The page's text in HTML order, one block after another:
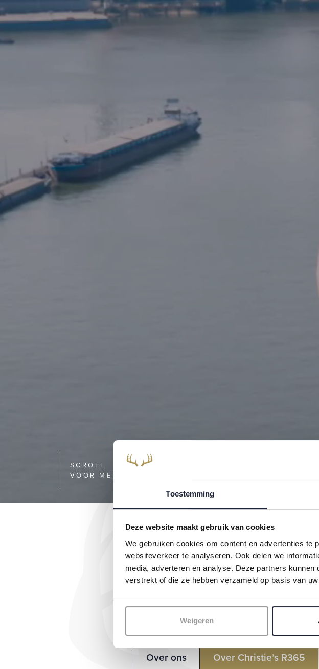
Toestemming
Deze website maakt gebruik van cookies
We gebruiken cookies om content en advertenties te
websiteverkeer te analyseren. Ook delen we
media, adverteren en analyse. Deze partners
verstrekt of die ze hebben verzameld op basis van
Weigeren
SCROLL
VOOR MEER
Exclusief en bijzonder. Van
landhuizen en kastelen. Sinds 1929
van luxe vastgoed. Wij zijn exclusieve
Estate en daar zijn we trots op.
Over ons Over Christie’s R365